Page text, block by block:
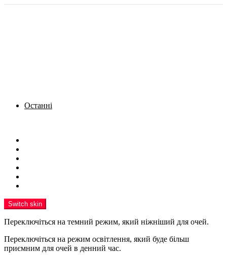
Останні
Switch skin
Переключіться на темний режим, який ніжніший для очей.
Переключіться на режим освітлення, який буде більш
приємним для очей в денний час.